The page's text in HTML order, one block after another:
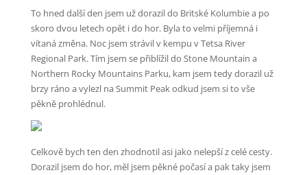
To hned další den jsem už dorazil do Britské Kolumbie a po
skoro dvou letech opět i do hor. Byla to velmi příjemná i
vítaná změna. Noc jsem strávil v kempu v Tetsa River
Regional Park. Tím jsem se přiblížil do Stone Mountain a
Northern Rocky Mountains Parku, kam jsem tedy dorazil už
brzy ráno a vylezl na Summit Peak odkud jsem si to vše
pěkně prohlédnul.
Celkově bych ten den zhodnotil asi jako nelepší z celé cesty.
Dorazil jsem do hor, měl jsem pěkné počasí a pak taky jsem